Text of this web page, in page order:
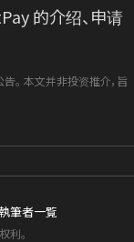
的介绍、申请
。 本文并非投资推介，旨
筆者一覧
利。